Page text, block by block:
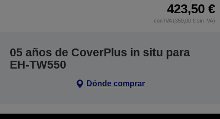
423,50 €
con IVA (350,00 € sin IVA)
05 años de CoverPlus in situ para
EH-TW550
Dónde comprar